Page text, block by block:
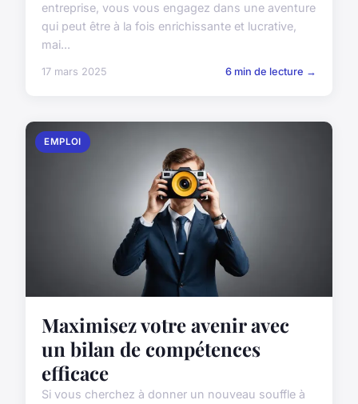
entreprise, vous vous engagez dans une aventure
qui peut être à la fois enrichissante et lucrative,
mai...
17 mars 2025 6 min de lecture →
EMPLOI
Maximisez votre avenir avec
un bilan de compétences
efficace
Si vous cherchez à donner un nouveau souffle à